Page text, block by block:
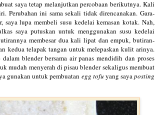
saya tetap melanjutkan percobaan berikutnya. Kali
Perubahan ini sama sekali tidak direncanakan. Gara-
lupa membeli susu kedelai kemasan kotak. Nah,
saya putuskan untuk menggunakan susu kedelai
membesar dua kali lipat dan empuk, butiran-
kedua telapak tangan untuk melepaskan kulit arinya.
blender bersama air panas mendidih dan proses
mudah menyerah di pisau blender sekaligus membuat
gunakan untuk pembuatan egg tofu yang sayaposting